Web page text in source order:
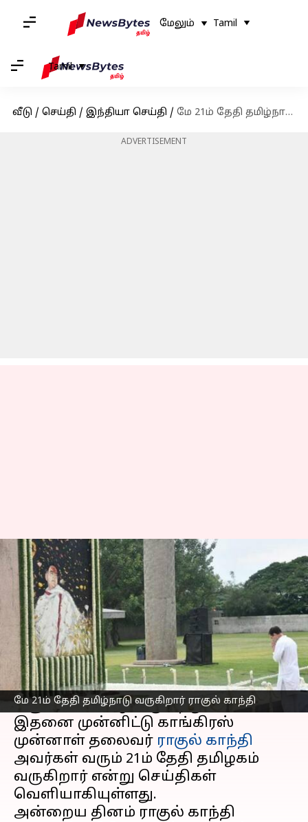
மேலும் Tamil
Tamil
வீடு / செய்தி / இந்தியா செய்தி / மே 21ம் தேதி தமிழ்நாடு வருகிறார் ராகுல் காந்தி
ADVERTISEMENT
மே 21ம் தேதி தமிழ்நாடு வருகிறார் ராகுல் காந்தி
மே 21ம் தேதி தமிழ்நாடு
வருகிறார் ராகுல் காந்தி
எழுதியவர் Nivetha P May 18, 2023 07:20 pm
செய்தி முன்னோட்டம்
முன்னாள்பிரதமர்ராஜிவ் காந்தியின்
நினைவு தினம் மே 21ம் தேதி
அனுசரிக்கப்ட்டு வருகிறது.
இதனை முன்னிட்டு காங்கிரஸ்
முன்னாள் தலைவர் ராகுல் காந்தி
அவர்கள் வரும் 21ம் தேதி தமிழகம்
வருகிறார் என்று செய்திகள்
வெளியாகியுள்ளது.
அன்றைய தினம் ராகுல் காந்தி